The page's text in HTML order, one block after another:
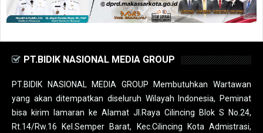
PT.BIDIK NASIONAL MEDIA GROUP
PT.BIDIK NASIONAL MEDIA GROUP Membutuhkan Wartawan
yang akan ditempatkan diseluruh Wilayah Indonesia, Peminat
bisa kirim lamaran ke Alamat Jl.Raya Cilincing Blok S No.24,
Rt.14/Rw.16 Kel.Semper Barat, Kec.Cilincing Kota Admistrasi,